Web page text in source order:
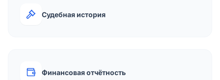
Судебная история
Финансовая отчётность